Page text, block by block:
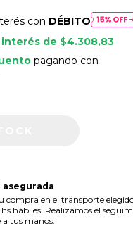
con DÉBITO
de $4.308,83
pagando con
asegurada
compra en el transporte
hábiles. Realizamos el
tus manos.